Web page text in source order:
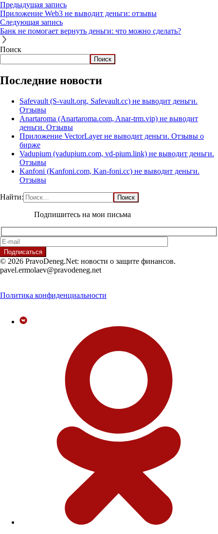
Предыдущая запись
Приложение Web3 не выводит деньги: отзывы
Следующая запись
Банк не помогает вернуть деньги: что можно сделать?
Поиск
Поиск
Последние новости
Safevault (S-vault.org, Safevault.cc) не выводит деньги.
Отзывы
Anartaroma (Anartaroma.com, Anar-trm.vip) не выводит
деньги. Отзывы
Приложение VectorLayer не выводит деньги. Отзывы о
бирже
Vadupium (vadupium.com, vd-pium.link) не выводит деньги.
Отзывы
Kanfoni (Kanfoni.com, Kan-foni.cc) не выводит деньги.
Отзывы
Найти:
Подпишитесь на мои письма
© 2026 PravoDeneg.Net: новости о защите финансов.
pavel.ermolaev@pravodeneg.net
Политика конфиденциальности